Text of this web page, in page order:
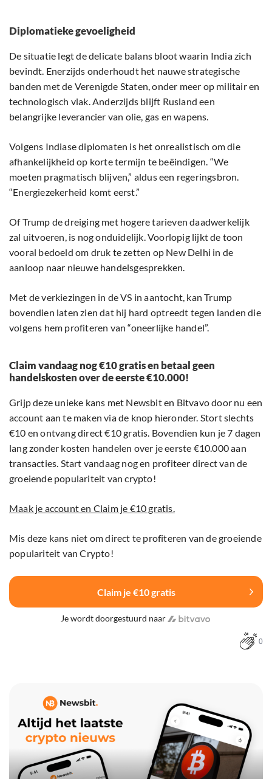
Diplomatieke gevoeligheid
De situatie legt de delicate balans bloot waarin India zich
bevindt. Enerzijds onderhoudt het nauwe strategische
banden met de Verenigde Staten, onder meer op militair en
technologisch vlak. Anderzijds blijft Rusland een
belangrijke leverancier van olie, gas en wapens.
Volgens Indiase diplomaten is het onrealistisch om die
afhankelijkheid op korte termijn te beëindigen. “We
moeten pragmatisch blijven,” aldus een regeringsbron.
“Energiezekerheid komt eerst.”
Of Trump de dreiging met hogere tarieven daadwerkelijk
zal uitvoeren, is nog onduidelijk. Voorlopig lijkt de toon
vooral bedoeld om druk te zetten op New Delhi in de
aanloop naar nieuwe handelsgesprekken.
Met de verkiezingen in de VS in aantocht, kan Trump
bovendien laten zien dat hij hard optreedt tegen landen die
volgens hem profiteren van “oneerlijke handel”.
Claim vandaag nog €10 gratis en betaal geen
handelskosten over de eerste €10.000!
Grijp deze unieke kans met Newsbit en Bitvavo door nu een
account aan te maken via de knop hieronder. Stort slechts
€10 en ontvang direct €10 gratis. Bovendien kun je 7 dagen
lang zonder kosten handelen over je eerste €10.000 aan
transacties. Start vandaag nog en profiteer direct van de
groeiende populariteit van crypto!
Maak je account en Claim je €10 gratis.
Mis deze kans niet om direct te profiteren van de groeiende
populariteit van Crypto!
Claim je €10 gratis
Je wordt doorgestuurd naar
0